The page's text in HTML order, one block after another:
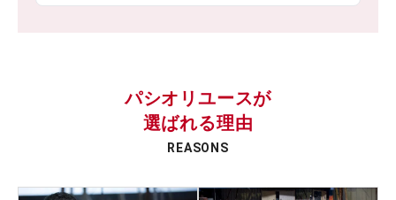
パシオリユースが
選ばれる理由
REASONS